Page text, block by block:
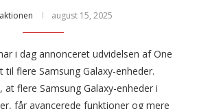
august 15, 2025
i dag annonceret udvidelsen af One
flere Samsung Galaxy-enheder.
flere Samsung Galaxy-enheder i
får avancerede funktioner og mere